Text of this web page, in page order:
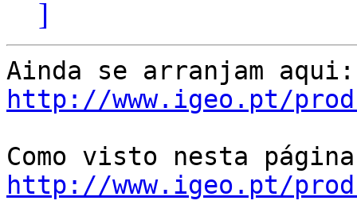
]
http://www.igeo.pt/
http://www.igeo.pt/